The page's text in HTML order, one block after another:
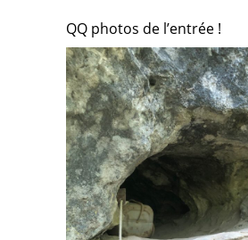
QQ photos de l’entrée !